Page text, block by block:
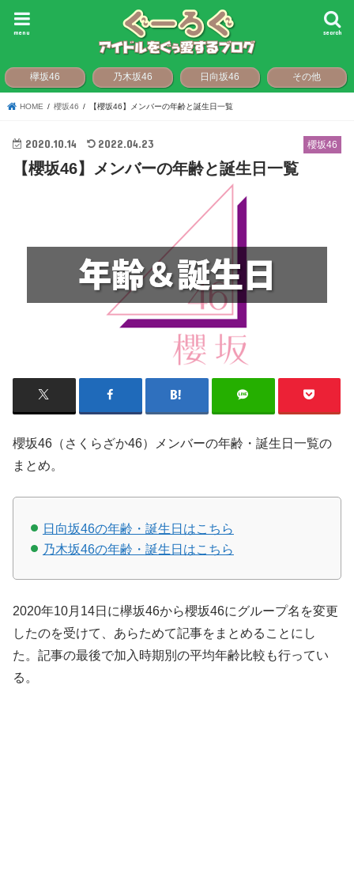
search
menu
欅坂46 乃木坂46 日向坂46 その他
HOME 櫻坂46 【櫻坂46】メンバーの年齢と誕生日一覧
櫻坂46
2020.10.14 2022.04.23
【櫻坂46】メンバーの年齢と誕生日一覧
櫻坂46（さくらざか46）メンバーの年齢・誕生日一覧の
まとめ。
日向坂46の年齢・誕生日はこちら
乃木坂46の年齢・誕生日はこちら
2020年10月14日に欅坂46から櫻坂46にグループ名を変更
したのを受けて、あらためて記事をまとめることにし
た。記事の最後で加入時期別の平均年齢比較も行ってい
る。